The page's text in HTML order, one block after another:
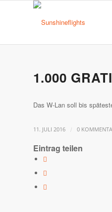
1.000
Das W-Lan soll bis
11. JULI 2016 / 0
Eintrag teilen